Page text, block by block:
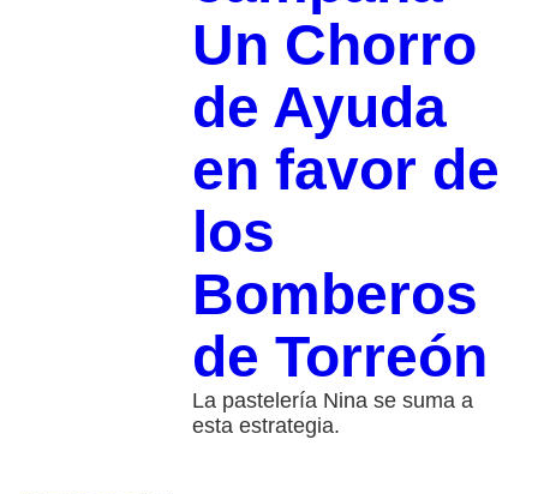
Un Chorro
de Ayuda
en favor de
los
Bomberos
de Torreón
La pastelería Nina se suma a
esta estrategia.